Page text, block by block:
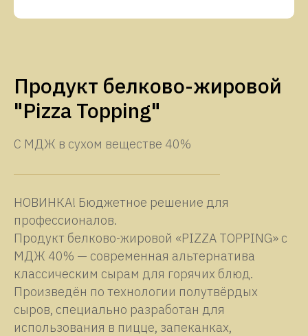
Продукт белково-жировой
"Pizza Topping"
С МДЖ в сухом веществе 40%
НОВИНКА! Бюджетное решение для
профессионалов.
Продукт белково-жировой «PIZZA TOPPING» с
МДЖ 40% — современная альтернатива
классическим сырам для горячих блюд.
Произведён по технологии полутвёрдых
сыров, специально разработан для
использования в пицце, запеканках,